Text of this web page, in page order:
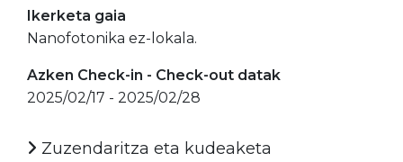
Ikerketa gaia
Nanofotonika ez-lokala.
Azken Check-in - Check-out datak
2025/02/17 - 2025/02/28
Zuzendaritza eta kudeaketa